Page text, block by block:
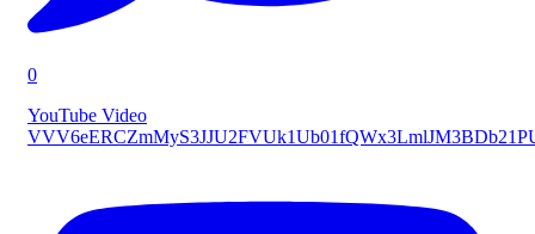
0
YouTube Video